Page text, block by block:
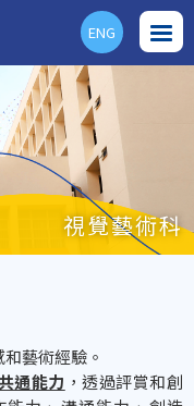
ENG
視覺藝術科
藝術經驗。
通能力 ，透過評賞和創